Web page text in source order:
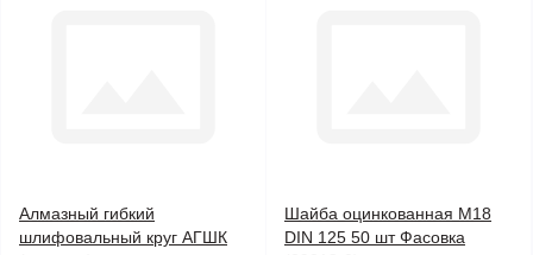
Алмазный гибкий
шлифовальный круг АГШК
Шайба оцинкованная М18
DIN 125 50 шт Фасовка